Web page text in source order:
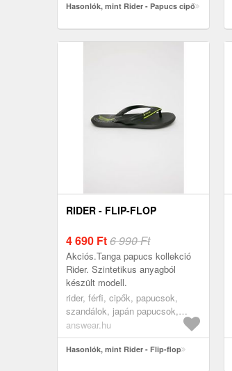
Hasonlók, mint Rider - Papucs cipő
RIDER - FLIP-FLOP
4 690 Ft6 990 Ft
Akciós.Tanga papucs kollekció
Rider. Szintetikus anyagból
készült modell.
rider, férfi, cipők, papucsok,
szandálok, japán papucsok,
fekete
answear.hu
Hasonlók, mint Rider - Flip-flop